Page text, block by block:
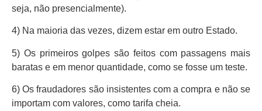
seja, não presencialmente).
4) Na maioria das vezes, dizem estar em outro Estado.
5) Os primeiros golpes são feitos com passagens mais
baratas e em menor quantidade, como se fosse um teste.
6) Os fraudadores são insistentes com a compra e não se
importam com valores, como tarifa cheia.